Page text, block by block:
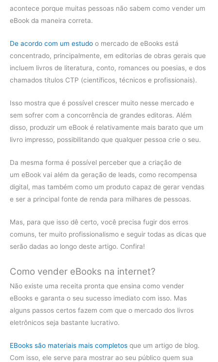
acontece porque muitas pessoas não sabem como vender um
eBook da maneira correta.
De acordo com um estudo o mercado de eBooks está
concentrado, principalmente, em editorias de obras gerais que
incluem livros de literatura, conto, romances ou poesias, e dos
chamados títulos CTP (científicos, técnicos e profissionais).
Isso mostra que é possível crescer muito nesse mercado e
sem sofrer com a concorrência de grandes editoras. Além
disso, produzir um eBook é relativamente mais barato que um
livro impresso, possibilitando que qualquer pessoa crie o seu.
Da mesma forma é possível perceber que a criação de
um eBook vai além da geração de leads, como recompensa
digital, mas também como um produto capaz de gerar vendas
e ser a principal fonte de renda para milhares de pessoas.
Mas, para que isso dê certo, você precisa fugir dos erros
comuns, ter muito profissionalismo e seguir todas as dicas que
serão dadas ao longo deste artigo. Confira!
Como vender eBooks na internet?
Não existe uma receita pronta que ensina como vender
eBooks e garanta o seu sucesso imediato com isso. Mas
alguns passos certos fazem com que o mercado dos livros
eletrônicos seja bastante lucrativo.
EBooks são materiais mais completos que um artigo de blog.
Com isso, ele serve para mostrar ao seu público quem sua